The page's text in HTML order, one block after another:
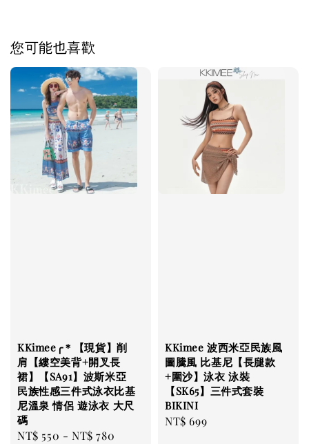
您可能也喜歡
KKimee╭＊【現貨】削
肩【縷空美背+開叉長
裙】【SA91】波斯米亞
民族性感三件式泳衣比基
尼溫泉 情侶 遊泳衣 大尺
碼
Regular
NT$ 550 -NT$ 780
KKimee 波西米亞民族風
圖騰風 比基尼【長腿款
+圍沙】泳衣 泳裝
【SK65】三件式套裝
BIKINI
Regular
NT$ 699